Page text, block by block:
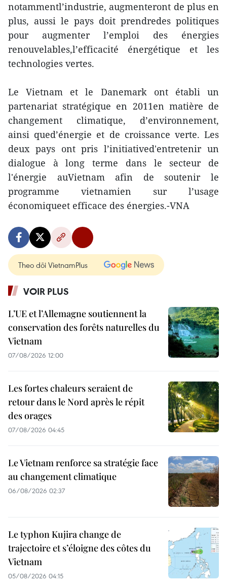
notammentl’industrie, augmenteront de plus en
plus, aussi le pays doit prendredes politiques
pour augmenter l’emploi des énergies
renouvelables,l’efficacité énergétique et les
technologies vertes.
Le Vietnam et le Danemark ont établi un
partenariat stratégique en 2011en matière de
changement climatique, d’environnement,
ainsi qued’énergie et de croissance verte. Les
deux pays ont pris l’initiatived'entretenir un
dialogue à long terme dans le secteur de
l'énergie auVietnam afin de soutenir le
programme vietnamien sur l’usage
économiqueet efficace des énergies.-VNA
Theo dõi VietnamPlus
VOIR PLUS
L’UE et l’Allemagne soutiennent la
conservation des forêts naturelles du
Vietnam
07/08/2026 12:00
Les fortes chaleurs seraient de
retour dans le Nord après le répit
des orages
07/08/2026 04:45
Le Vietnam renforce sa stratégie face
au changement climatique
06/08/2026 02:37
Le typhon Kujira change de
trajectoire et s’éloigne des côtes du
Vietnam
05/08/2026 04:15